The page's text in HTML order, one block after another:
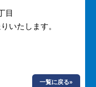
目
いたします。
一覧に戻る»